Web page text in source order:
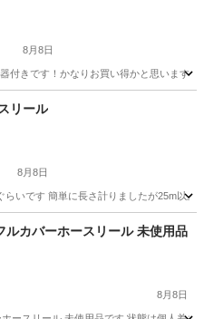
8月8日
付きです！かなりお買い得かと思います！
スリール
8月8日
らいです 簡単に長さ計りましたが25m以
タカギ
ルカバーホースリール 未使用品
8月8日